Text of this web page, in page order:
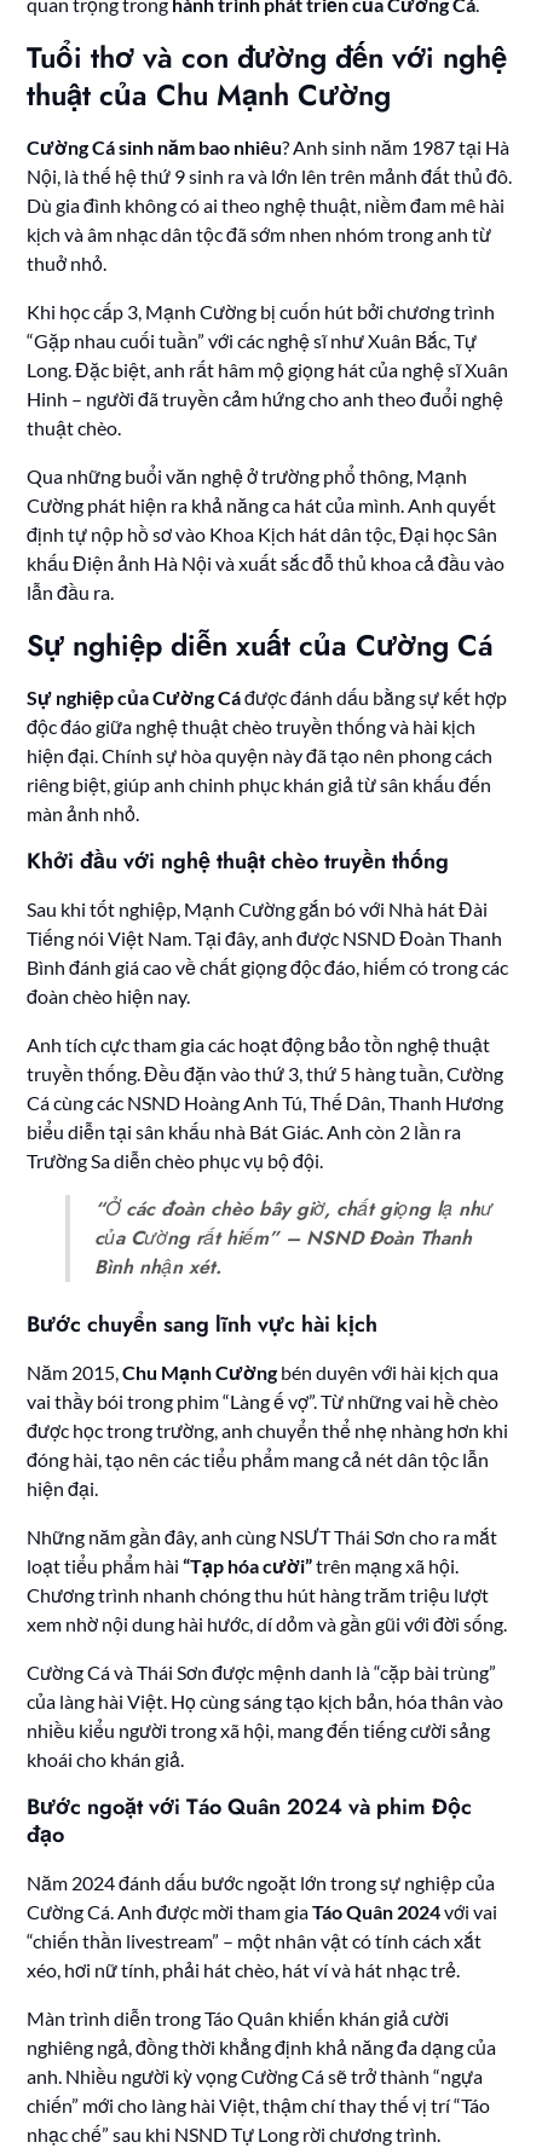
Tuổi thơ và con đường đến với nghệ
thuật của Chu Mạnh Cường
Cường Cá sinh năm bao nhiêu? Anh sinh năm 1987 tại Hà
Nội, là thế hệ thứ 9 sinh ra và lớn lên trên mảnh đất thủ đô.
Dù gia đình không có ai theo nghệ thuật, niềm đam mê hài
kịch và âm nhạc dân tộc đã sớm nhen nhóm trong anh từ
thuở nhỏ.
Khi học cấp 3, Mạnh Cường bị cuốn hút bởi chương trình
“Gặp nhau cuối tuần” với các nghệ sĩ như Xuân Bắc, Tự
Long. Đặc biệt, anh rất hâm mộ giọng hát của nghệ sĩ Xuân
Hinh – người đã truyền cảm hứng cho anh theo đuổi nghệ
thuật chèo.
Qua những buổi văn nghệ ở trường phổ thông, Mạnh
Cường phát hiện ra khả năng ca hát của mình. Anh quyết
định tự nộp hồ sơ vào Khoa Kịch hát dân tộc, Đại học Sân
khấu Điện ảnh Hà Nội và xuất sắc đỗ thủ khoa cả đầu vào
lẫn đầu ra.
Sự nghiệp diễn xuất của Cường Cá
Sự nghiệp của Cường Cáđược đánh dấu bằng sự kết hợp
độc đáo giữa nghệ thuật chèo truyền thống và hài kịch
hiện đại. Chính sự hòa quyện này đã tạo nên phong cách
riêng biệt, giúp anh chinh phục khán giả từ sân khấu đến
màn ảnh nhỏ.
Khởi đầu với nghệ thuật chèo truyền thống
Sau khi tốt nghiệp, Mạnh Cường gắn bó với Nhà hát Đài
Tiếng nói Việt Nam. Tại đây, anh được NSND Đoàn Thanh
Bình đánh giá cao về chất giọng độc đáo, hiếm có trong các
đoàn chèo hiện nay.
Anh tích cực tham gia các hoạt động bảo tồn nghệ thuật
truyền thống. Đều đặn vào thứ 3, thứ 5 hàng tuần, Cường
Cá cùng các NSND Hoàng Anh Tú, Thế Dân, Thanh Hương
biểu diễn tại sân khấu nhà Bát Giác. Anh còn 2 lần ra
Trường Sa diễn chèo phục vụ bộ đội.
“Ở các đoàn chèo bây giờ, chất giọng lạ như
của Cường rất hiếm” – NSND Đoàn Thanh
Bình nhận xét.
Bước chuyển sang lĩnh vực hài kịch
Năm 2015,Chu Mạnh Cường bén duyên với hài kịch qua
vai thầy bói trong phim “Làng ế vợ”. Từ những vai hề chèo
được học trong trường, anh chuyển thể nhẹ nhàng hơn khi
đóng hài, tạo nên các tiểu phẩm mang cả nét dân tộc lẫn
hiện đại.
Những năm gần đây, anh cùng NSƯT Thái Sơn cho ra mắt
loạt tiểu phẩm hài“Tạp hóa cười”trên mạng xã hội.
Chương trình nhanh chóng thu hút hàng trăm triệu lượt
xem nhờ nội dung hài hước, dí dỏm và gần gũi với đời sống.
Cường Cá và Thái Sơn được mệnh danh là “cặp bài trùng”
của làng hài Việt. Họ cùng sáng tạo kịch bản, hóa thân vào
nhiều kiểu người trong xã hội, mang đến tiếng cười sảng
khoái cho khán giả.
Bước ngoặt với Táo Quân 2024 và phim Độc
đạo
Năm 2024 đánh dấu bước ngoặt lớn trong sự nghiệp của
Cường Cá. Anh được mời tham giaTáo Quân 2024với vai
“chiến thần livestream” – một nhân vật có tính cách xắt
xéo, hơi nữ tính, phải hát chèo, hát ví và hát nhạc trẻ.
Màn trình diễn trong Táo Quân khiến khán giả cười
nghiêng ngả, đồng thời khẳng định khả năng đa dạng của
anh. Nhiều người kỳ vọng Cường Cá sẽ trở thành “ngựa
chiến” mới cho làng hài Việt, thậm chí thay thế vị trí “Táo
nhạc chế” sau khi NSND Tự Long rời chương trình.